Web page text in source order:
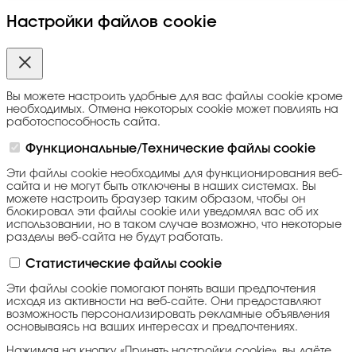
Настройки файлов cookie
Вы можете настроить удобные для вас файлы cookie кроме
необходимых. Отмена некоторых cookie может повлиять на
работоспособность сайта.
Функциональные/Технические файлы cookie
Эти файлы cookie необходимы для функционирования веб-
сайта и не могут быть отключены в наших системах. Вы
можете настроить браузер таким образом, чтобы он
блокировал эти файлы cookie или уведомлял вас об их
использовании, но в таком случае возможно, что некоторые
разделы веб-сайта не будут работать.
Статистические файлы cookie
Эти файлы cookie помогают понять ваши предпочтения
исходя из активности на веб-сайте. Они предоставляют
возможность персонализировать рекламные объявления
основываясь на ваших интересах и предпочтениях.